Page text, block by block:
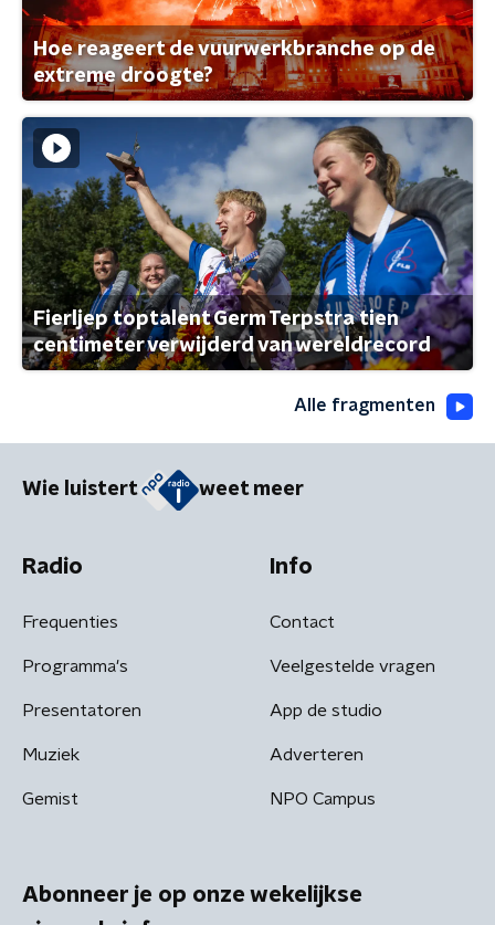
Hoe reageert de vuurwerkbranche op de
extreme droogte?
Fierljep toptalent Germ Terpstra tien
centimeter verwijderd van wereldrecord
Alle fragmenten
Wie luistert weet meer
Radio
Frequenties
Programma's
Presentatoren
Muziek
Gemist
Info
Contact
Veelgestelde vragen
App de studio
Adverteren
NPO Campus
Abonneer je op onze wekelijkse